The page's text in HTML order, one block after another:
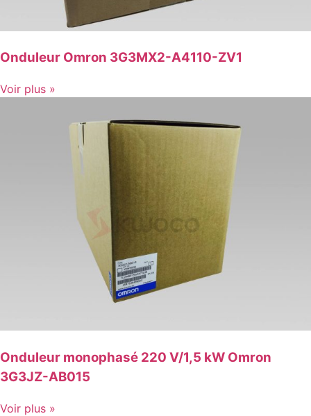
Onduleur Omron 3G3MX2-A4110-ZV1
Voir plus »
Onduleur monophasé 220 V/1,5 kW Omron
3G3JZ-AB015
Voir plus »